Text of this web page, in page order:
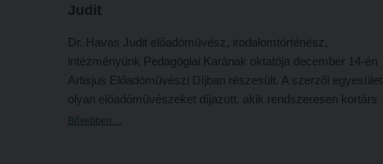
Judit
Dr. Havas Judit előadóművész, irodalomtörténész,
intézményünk Pedagógiai Karának oktatója december 14-én
Artisjus Előadóművészi Díjban részesült. A szerzői egyesület
olyan előadóművészeket díjazott, akik rendszeresen kortárs
magyar műveket tűznek műsorukra, ezáltal fontos munkát
Bővebben ...